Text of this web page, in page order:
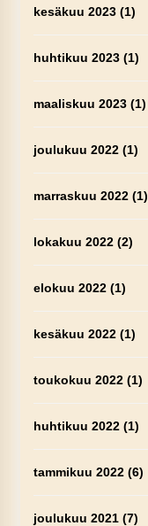
kesäkuu 2023(1)
huhtikuu 2023(1)
maaliskuu 2023(1)
joulukuu 2022(1)
marraskuu 2022(1)
lokakuu 2022(2)
elokuu 2022(1)
kesäkuu 2022(1)
toukokuu 2022(1)
huhtikuu 2022(1)
tammikuu 2022(6)
joulukuu 2021(7)